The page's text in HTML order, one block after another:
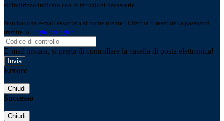
all'indirizzo indicato con le istruzioni necessarie.
Non hai una e-mail associata al nome utente? Effettua il reset della password
tramite la Login Spaggiari
E-mail inviata, si prega di controllare la casella di posta elettronica!
Errore
Chiudi
Successo
Chiudi